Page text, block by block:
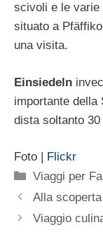
scivoli e le varie
situato a
una visita.
Einsiedeln
importante della
dista soltanto 30
Foto |
Flickr
Categorie
Viaggi per
Alla
Viaggio